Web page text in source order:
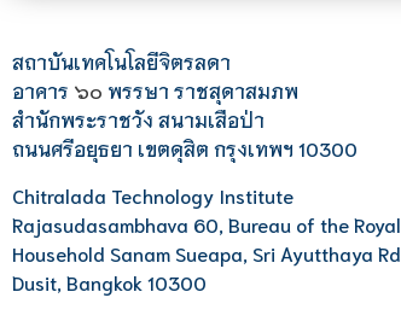
สถาบันเทคโนโลยีจิตรลดา
อาคาร ๖๐ พรรษา ราชสุดาสมภพ
สำนักพระราชวัง สนามเสือป่า
ถนนศรีอยุธยา เขตดุสิต กรุงเทพฯ 10300
Chitralada Technology Institute
Rajasudasambhava 60, Bureau of the Royal
Household Sanam Sueapa, Sri Ayutthaya Rd.,
Dusit, Bangkok 10300